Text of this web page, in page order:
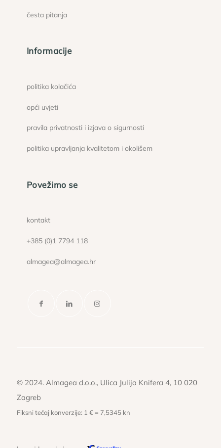
česta pitanja
Informacije
politika kolačića
opći uvjeti
pravila privatnosti i izjava o sigurnosti
politika upravljanja kvalitetom i okolišem
Povežimo se
kontakt
+385 (0)1 7794 118
almagea@almagea.hr
© 2024. Almagea d.o.o., Ulica Julija Knifera 4, 10 020
Zagreb
Fiksni tečaj konverzije: 1 € = 7,5345 kn